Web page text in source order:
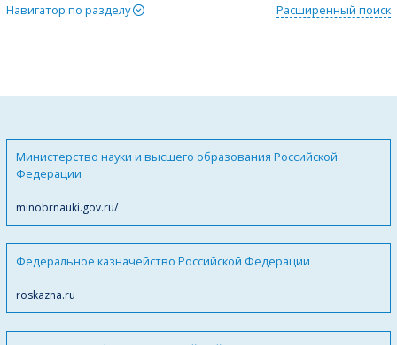
Навигатор по разделу Расширенный поиск
Министерство науки и высшего образования Российской
Федерации
minobrnauki.gov.ru/
Федеральное казначейство Российской Федерации
roskazna.ru